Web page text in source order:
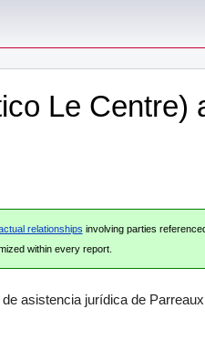
Le Centre)
relationships involving parties
within every report.
asistencia jurídica de